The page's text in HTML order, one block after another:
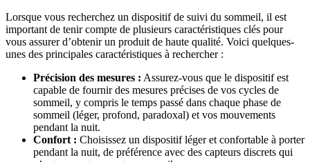
Lorsque vous recherchez un dispositif de suivi du sommeil, il est
important de tenir compte de plusieurs caractéristiques clés pour
vous assurer d’obtenir un produit de haute qualité. Voici quelques-
unes des principales caractéristiques à rechercher :
Précision des mesures : Assurez-vous que le dispositif est
capable de fournir des mesures précises de vos cycles de
sommeil, y compris le temps passé dans chaque phase de
sommeil (léger, profond, paradoxal) et vos mouvements
pendant la nuit.
Confort : Choisissez un dispositif léger et confortable à porter
pendant la nuit, de préférence avec des capteurs discrets qui